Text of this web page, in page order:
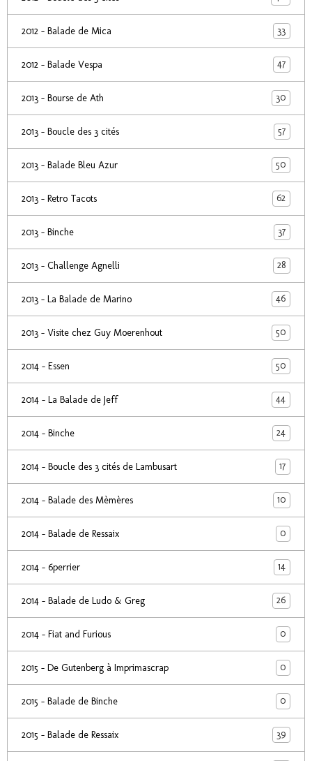
2012 - Balade de Mica 33
2012 - Balade Vespa 47
2013 - Bourse de Ath 30
2013 - Boucle des 3 cités 57
2013 - Balade Bleu Azur 50
2013 - Retro Tacots 62
2013 - Binche 37
2013 - Challenge Agnelli 28
2013 - La Balade de Marino 46
2013 - Visite chez Guy Moerenhout 50
2014 - Essen 50
2014 - La Balade de Jeff 44
2014 - Binche 24
2014 - Boucle des 3 cités de Lambusart 17
2014 - Balade des Mèmères 10
2014 - Balade de Ressaix 0
2014 - 6perrier 14
2014 - Balade de Ludo & Greg 26
2014 - Fiat and Furious 0
2015 - De Gutenberg à Imprimascrap 0
2015 - Balade de Binche 0
2015 - Balade de Ressaix 39